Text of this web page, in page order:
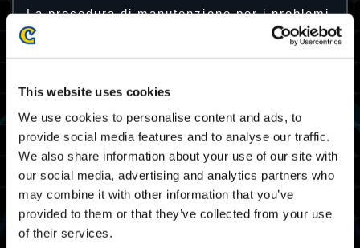
This website uses cookies
We use cookies to personalise content and ads, to
provide social media features and to analyse our traffic.
We also share information about your use of our site with
our social media, advertising and analytics partners who
may combine it with other information that you’ve
provided to them or that they’ve collected from your use
of their services.
La procedura di manutenzione per i problemi
elencati si è conclusa.
Vi ringraziamo per la pazienza e la
Programma manutenzione
La manutenzione di Exoprimal si svolgerà
alle seguenti date e orari. Durante questa
fase, non sarete in grado di giocare
Exoprimal.
01/04 2024 03:00 UTC ～ 01/04 2024 09:00